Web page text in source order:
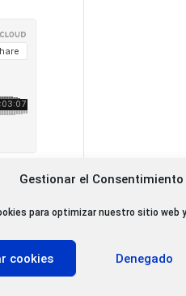
Gestionar el
para optimizar nuestro sitio web
cookies Denegado
11.000 oyentes diarios
11.000 Gracias